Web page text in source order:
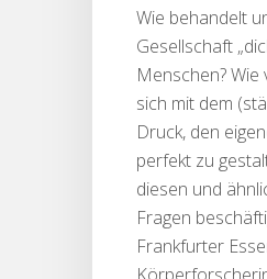
Wie behandelt
Gesellschaft
Menschen? Wie
sich mit dem
Druck, den
perfekt zu
diesen und
Fragen
Frankfurter